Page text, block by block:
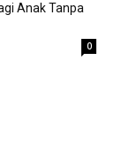
Anak Tanpa
0